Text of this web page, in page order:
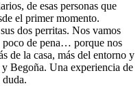
de esas personas que
el primer momento.
dos perritas. Nos vamos
poco de pena… porque nos
de la casa, más del entorno y
Begoña. Una experiencia de